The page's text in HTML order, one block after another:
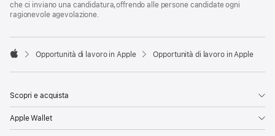
che ci inviano una candidatura,offrendo alle persone candidate ogni
ragionevole agevolazione.

Opportunità di lavoro in Apple Opportunità di lavoro in Apple
Scopri e acquista
Apple Wallet